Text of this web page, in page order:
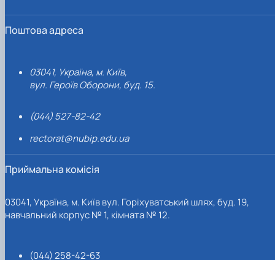
Поштова адреса
03041, Україна, м. Київ,
вул. Героїв Оборони, буд. 15.
(044) 527-82-42
rectorat@nubip.edu.ua
Приймальна комісія
03041, Україна, м. Київ вул. Горіхуватський шлях, буд. 19,
навчальний корпус № 1, кімната № 12.
(044) 258-42-63